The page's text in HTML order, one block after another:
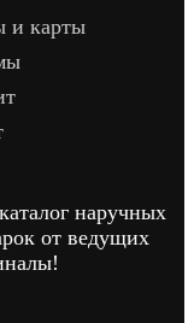
и карты
наручных
от ведущих